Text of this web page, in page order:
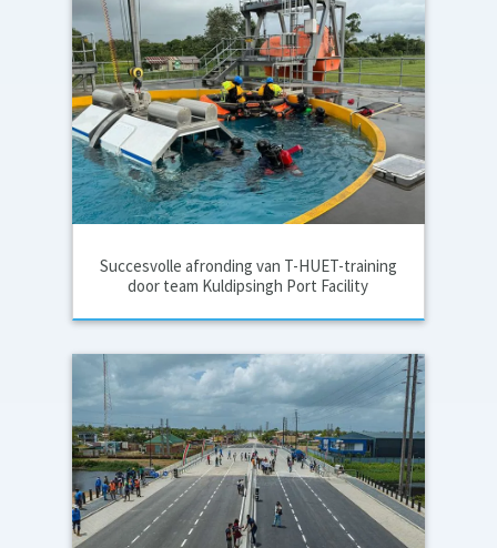
Succesvolle afronding van T-HUET-training
door team Kuldipsingh Port Facility